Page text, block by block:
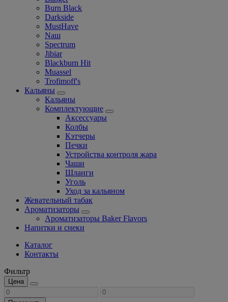
Burn Black
Darkside
MustHave
Nаш
Spectrum
Jibiar
Blackburn Hit
Muassel
Trofimoff's
Кальяны
Кальяны
Комплектующие
Аксессуары
Колбы
Кэтчеры
Печки
Устройства контроля жара
Чаши
Шланги
Уголь
Уход за кальяном
Жевательный табак
Ароматизаторы
Ароматизаторы Baker Flavors
Напитки и снеки
Каталог
Контакты
Фильтр
Цена